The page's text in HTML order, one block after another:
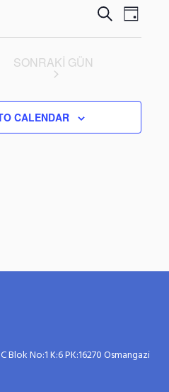
Etkinlikler
arama
gezinme
ARA DAY
SONRAKI GÜN
CALENDAR
Blok No:1 K:6 PK:16270 Osmangazi